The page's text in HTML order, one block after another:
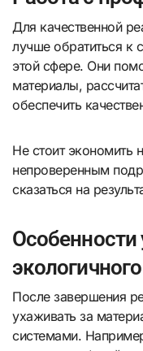
Для качественной
лучше обратиться к
этой сфере. Они
материалы,
обеспечить
Не стоит экономить
непроверенным
сказаться на
Особенности
После завершения
ухаживать за
системами.